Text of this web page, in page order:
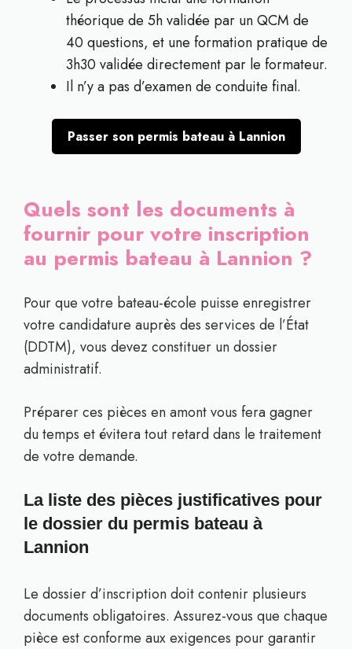
théorique de 5h validée par un QCM de
40 questions, et une formation pratique de
3h30 validée directement par le formateur.
Il n’y a pas d’examen de conduite final.
Passer son permis bateau à Lannion
Quels sont les documents à
fournir pour votre inscription
au permis bateau à Lannion ?
Pour que votre bateau-école puisse enregistrer
votre candidature auprès des services de l’État
(DDTM), vous devez constituer un dossier
administratif.
Préparer ces pièces en amont vous fera gagner
du temps et évitera tout retard dans le traitement
de votre demande.
La liste des pièces justificatives pour
le dossier du permis bateau à
Lannion
Le dossier d’inscription doit contenir plusieurs
documents obligatoires. Assurez-vous que chaque
pièce est conforme aux exigences pour garantir